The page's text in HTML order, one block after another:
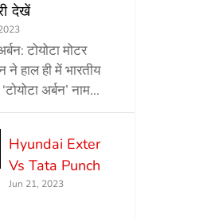
देखें
टोयोटा मोटर
ने हाल ही में भारतीय
अर्बन’ नाम...
Hyundai Exter
Vs Tata Punch
Jun 21, 2023